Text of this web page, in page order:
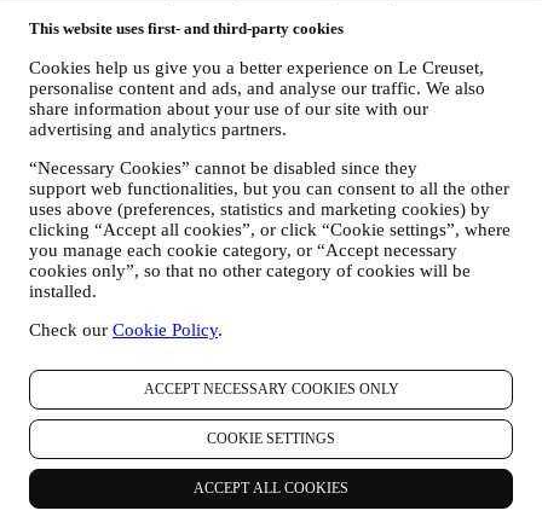
This website uses first- and third-party cookies
Cookies help us give you a better experience on Le Creuset,
personalise content and ads, and analyse our traffic. We also
share information about your use of our site with our
advertising and analytics partners.
“Necessary Cookies” cannot be disabled since they
support web functionalities, but you can consent to all the other
uses above (preferences, statistics and marketing cookies) by
clicking “Accept all cookies”, or click “Cookie settings”, where
you manage each cookie category, or “Accept necessary
cookies only”, so that no other category of cookies will be
installed.
Check our Cookie Policy.
ACCEPT NECESSARY COOKIES ONLY
COOKIE SETTINGS
ACCEPT ALL COOKIES
páginas do nosso site que visita, qual o conteúdo das nossas
cookies e tecnologias similares (incluindo pixels de
rastreamento em e-mail) também em combinação com os seus
dados e preferências recolhidas assim que subscrever as
nossas comunicações de marketing personalizadas. Usaremos
essas informações para gerir nossa publicidade em outros
sites, conceder acesso a conteúdo específico, adaptar o
conteúdo ou as ofertas que vê no site ou, se concordar em
assinar as nossas comunicações de marketing, enviar
comunicação / mensagem relevantes que achamos que pode
gostar. Não haverá outros efeitos. O uso de cookies está
sujeito ao seu consentimento. Se não desejar que essas
comunicações com base em interesses, pode limitar o uso das
dos cookies (no entanto, lembre-se de que certos cookies são
necessários para o uso o site). No entanto, isso não impede
que continue a receber anúncios, ofertas ou comunicações.
Assim, continuará a receber anúncios, ofertas ou
comunicações genéricas. Para mais informações sobre como
usamos os cookies e como pode removê-los, visite nossa
Política de Cookiesaqui.